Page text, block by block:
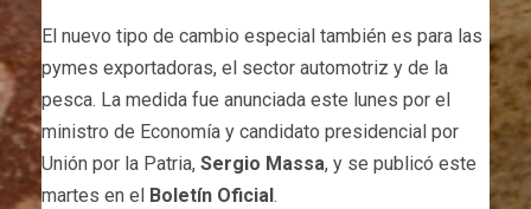
El nuevo tipo de cambio especial también es para las
pymes exportadoras, el sector automotriz y de la
pesca. La medida fue anunciada este lunes por el
ministro de Economía y candidato presidencial por
Unión por la Patria, Sergio Massa, y se publicó este
martes en el
Boletín Oficial .